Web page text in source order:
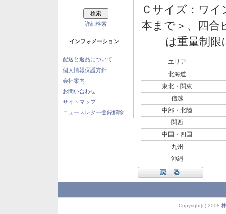
詳細検索
インフォメーション
配送と返品について
個人情報保護方針
会社案内
お問い合わせ
サイトマップ
ニュースレター登録解除
Ｃサイズ：ワイ
本まで＞、四
は重量制
エリア
北海道
東北・関東
信越
中部・北陸
関西
中国・四国
九州
沖縄
Copyright(c) 2008